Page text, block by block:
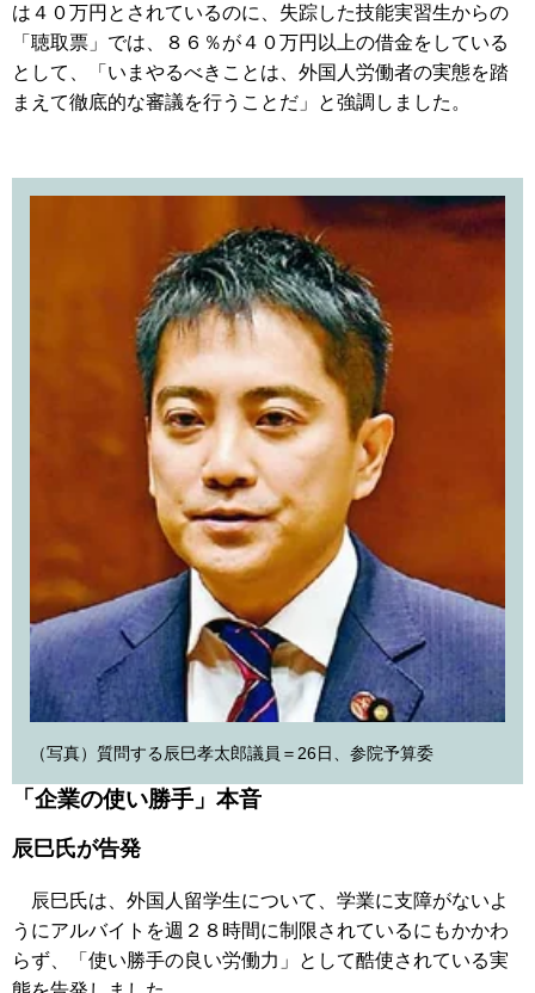
は４０万円とされているのに、失踪した技能実習生からの
「聴取票」では、８６％が４０万円以上の借金をしている
として、「いまやるべきことは、外国人労働者の実態を踏
まえて徹底的な審議を行うことだ」と強調しました。
（写真）質問する辰巳孝太郎議員＝26日、参院予算委
「企業の使い勝手」本音
辰巳氏が告発
辰巳氏は、外国人留学生について、学業に支障がないよ
うにアルバイトを週２８時間に制限されているにもかかわ
らず、「使い勝手の良い労働力」として酷使されている実